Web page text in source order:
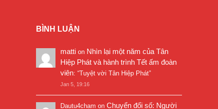
BÌNH LUẬN
matti on Nhìn lại một năm của Tân
Hiệp Phát và hành trình Tết ấm đoàn
viên: “Tuyệt vời Tân Hiệp Phát”
Jan 5, 19:16
Dautu4cham on Chuyển đổi số: Người